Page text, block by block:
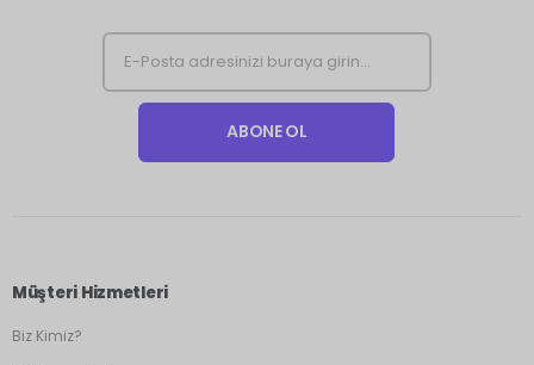
Müşteri Hizmetleri
Biz Kimiz?